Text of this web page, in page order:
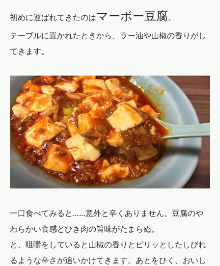
初めに運ばれてきたのはマーボー豆腐。
テーブルに置かれたときから、ラー油や山椒の香りがし
てきます。
一口食べてみると……意外と辛くありません。豆腐のや
わらかい食感とひき肉の旨味がたまらぬ。
と、咀嚼をしていると山椒の香りとピリッとしたしびれ
るような辛さが追いかけてきます。あとをひく、おいし